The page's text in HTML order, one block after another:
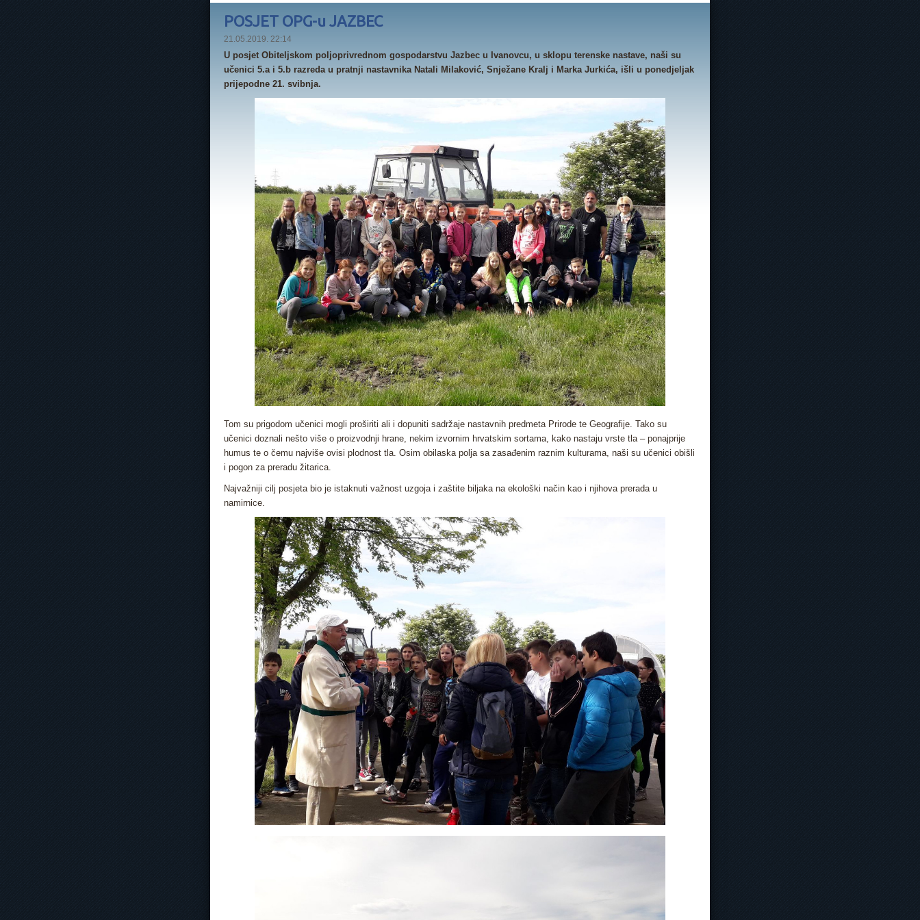
POSJET OPG-u JAZBEC
21.05.2019. 22:14
U posjet Obiteljskom poljoprivrednom gospodarstvu Jazbec u Ivanovcu, u sklopu terenske nastave, naši su
učenici 5.a i 5.b razreda u pratnji nastavnika Natali Milaković, Snježane Kralj i Marka Jurkića, išli u ponedjeljak
prijepodne 21. svibnja.
Tom su prigodom učenici mogli proširiti ali i dopuniti sadržaje nastavnih predmeta Prirode te Geografije. Tako su
učenici doznali nešto više o proizvodnji hrane, nekim izvornim hrvatskim sortama, kako nastaju vrste tla – ponajprije
humus te o čemu najviše ovisi plodnost tla. Osim obilaska polja sa zasađenim raznim kulturama, naši su učenici obišli
i pogon za preradu žitarica.
Najvažniji cilj posjeta bio je istaknuti važnost uzgoja i zaštite biljaka na ekološki način kao i njihova prerada u
namirnice.